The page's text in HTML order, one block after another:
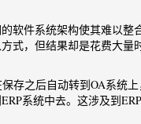
软件系统架构使其难以
，但结果却是花费大量
存之后自动转到OA系统
系统中去。这涉及到